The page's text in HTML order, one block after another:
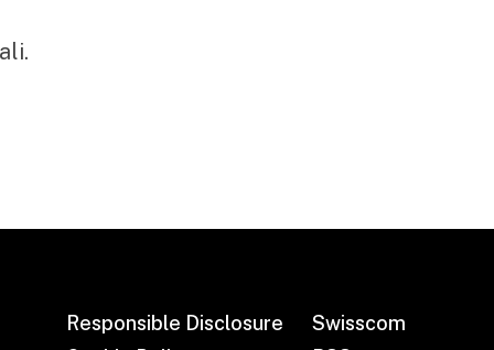
Responsible Disclosure
Swisscom